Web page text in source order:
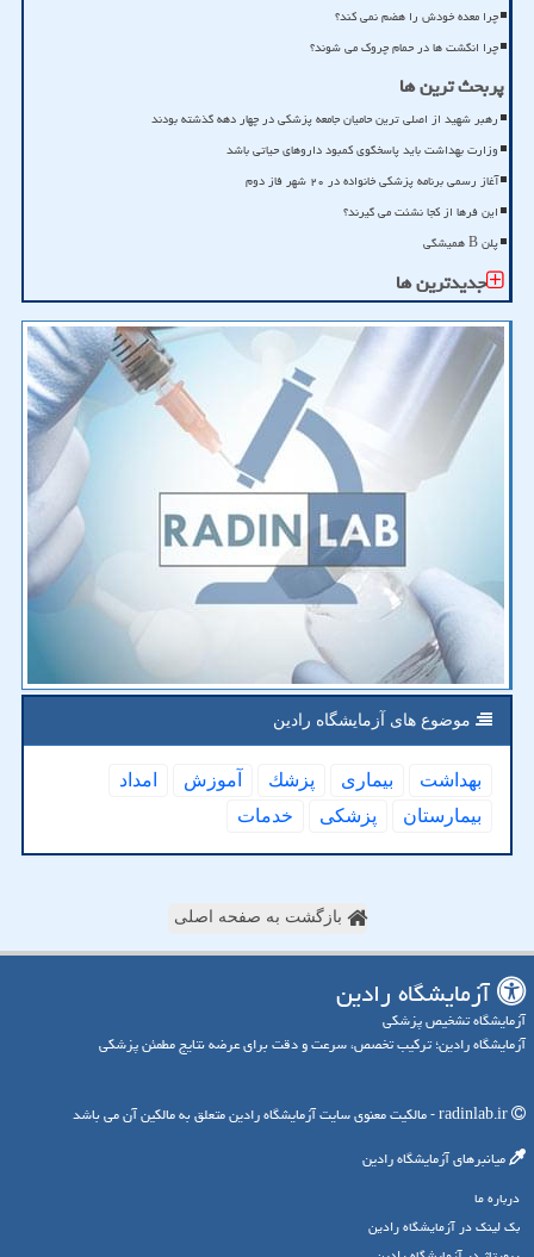
چرا معده خودش را هضم نمی کند؟
چرا انگشت ها در حمام چروک می شوند؟
پربحث ترین ها
رهبر شهید از اصلی ترین حامیان جامعه پزشکی در چهار دهه گذشته بودند
وزارت بهداشت باید پاسخگوی کمبود داروهای حیاتی باشد
آغاز رسمی برنامه پزشکی خانواده در ۲۰ شهر فاز دوم
این فرها از کجا نشئت می گیرند؟
پلن B همیشگی
جدیدترین ها
موضوع های آزمایشگاه رادین
بهداشت بیماری پزشك آموزش
امداد
بیمارستان
پزشكی خدمات
بازگشت به صفحه اصلی
آزمایشگاه رادین
آزمایشگاه تشخیص پزشکی
آزمایشگاه رادین؛ ترکیب تخصص، سرعت و دقت برای عرضه نتایج مطمئن پزشکی
میانبرهای آزمایشگاه رادین
درباره ما
بک لینک در آزمایشگاه رادین